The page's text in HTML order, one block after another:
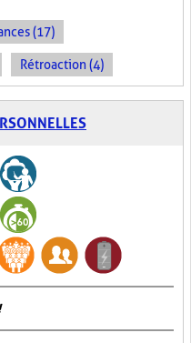
(17)
Rétroaction (4)